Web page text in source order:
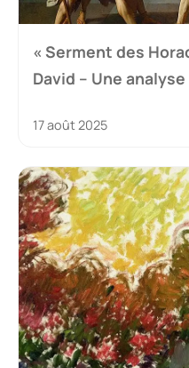
« Serment des
David – Une
17 août 2025